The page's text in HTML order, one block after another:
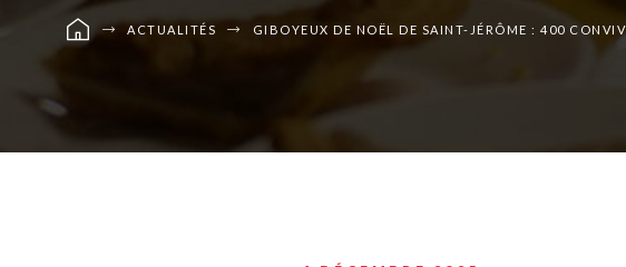
Sécurité incendie
Service d’alertes
Transport collectif
Programmation estivale
Politiques municipales
ACTUALITÉS GIBOYEUX DE NOËL DE SAINT-JÉRÔME : 400